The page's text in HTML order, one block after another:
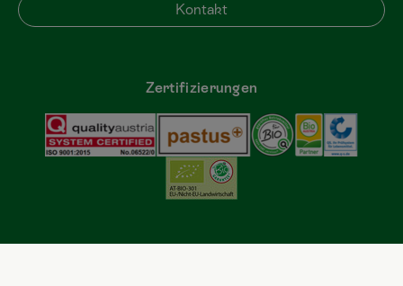
Kontakt
Zertifizierungen